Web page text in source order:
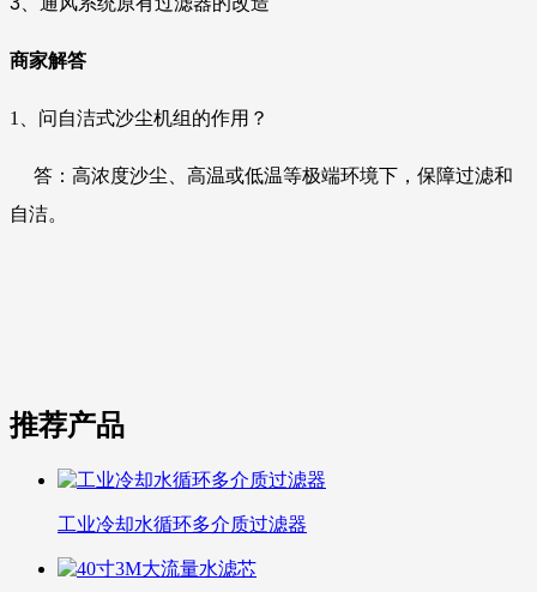
商家解答
1、 问自洁式沙尘机组的作用？
答 ： 高浓度沙尘、高温或低温等极端环境下，保障过滤和
自洁。
推荐产品
工业冷却水循环多介质过滤器